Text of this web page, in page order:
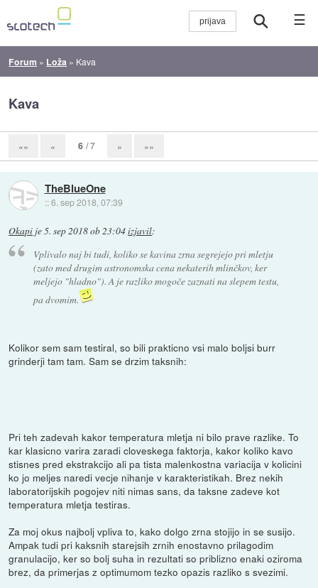
☰
Forum » Loža » Kava
Kava
«« « 6 / 7 » »»
TheBlueOne
::6. sep 2018, 07:39
Okapi je5. sep 2018 ob 23:04izjavil:
Vplivalo naj bi tudi, koliko se kavina zrna segrejejo pri mletju
(zato med drugim astronomska cena nekaterih mlinčkov, ker
meljejo "hladno"). A je razliko mogoče zaznati na slepem testu,
pa dvomim.
Kolikor sem sam testiral, so bili prakticno vsi malo boljsi burr
grinderji tam tam. Sam se drzim taksnih:
Pri teh zadevah kakor temperatura mletja ni bilo prave razlike. To
kar klasicno varira zaradi cloveskega faktorja, kakor koliko kavo
stisnes pred ekstrakcijo ali pa tista malenkostna variacija v kolicini
ko jo meljes naredi vecje nihanje v karakteristikah. Brez nekih
laboratorijskih pogojev niti nimas sans, da taksne zadeve kot
temperatura mletja testiras.
Za moj okus najbolj vpliva to, kako dolgo zrna stojijo in se susijo.
Ampak tudi pri kaksnih starejsih zrnih enostavno prilagodim
granulacijo, ker so bolj suha in rezultati so priblizno enaki oziroma
brez, da primerjas z optimumom tezko opazis razliko s svezimi.